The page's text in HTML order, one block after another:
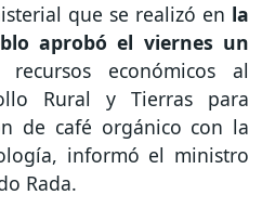
que se realizó en la
aprobó el viernes un
económicos al
Rural y Tierras para
de café orgánico con la
informó el ministro
Rada.